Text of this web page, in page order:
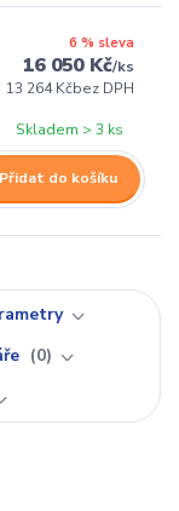
6 % sleva
16 050 Kč/ks
13 264 Kčbez DPH
Skladem > 3 ks
Přidat do košíku
0